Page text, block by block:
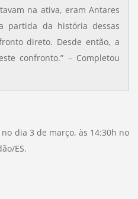
na ativa, eram Antares
partida da história dessas
direto. Desde então, a
confronto.” – Completou
dia 3 de março, às 14:30h no
ES.